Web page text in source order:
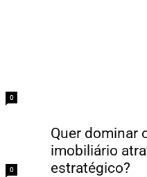
0
0
Quer dominar
imobiliário
estratégico?